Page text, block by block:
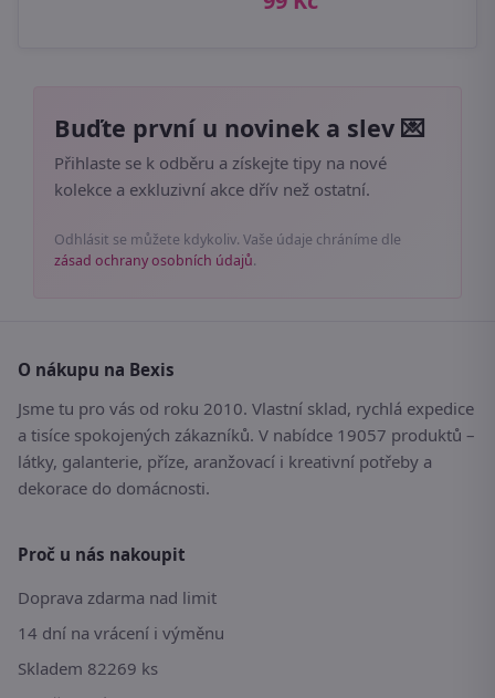
Buďte první u novinek a slev 💌
Přihlaste se k odběru a získejte tipy na nové
kolekce a exkluzivní akce dřív než ostatní.
Odhlásit se můžete kdykoliv. Vaše údaje chráníme dle
zásad ochrany osobních údajů.
O nákupu na Bexis
Jsme tu pro vás od roku 2010. Vlastní sklad, rychlá expedice
a tisíce spokojených zákazníků. V nabídce 19057 produktů –
látky, galanterie, příze, aranžovací i kreativní potřeby a
dekorace do domácnosti.
Proč u nás nakoupit
Doprava zdarma nad limit
14 dní na vrácení i výměnu
Skladem 82269 ks